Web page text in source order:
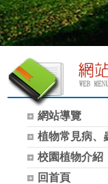
網站導覽
植物常見病、
校園植物介紹
回首頁